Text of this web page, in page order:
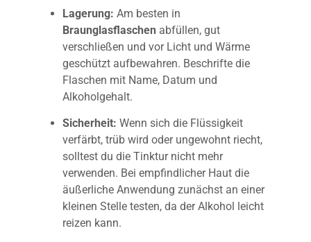
Lagerung: Am besten in
Braunglasflaschen abfüllen, gut
verschließen und vor Licht und Wärme
geschützt aufbewahren. Beschrifte die
Flaschen mit Name, Datum und
Alkoholgehalt.
Sicherheit: Wenn sich die Flüssigkeit
verfärbt, trüb wird oder ungewohnt riecht,
solltest du die Tinktur nicht mehr
verwenden. Bei empfindlicher Haut die
äußerliche Anwendung zunächst an einer
kleinen Stelle testen, da der Alkohol leicht
reizen kann.